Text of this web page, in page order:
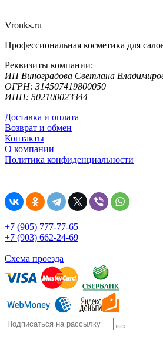
Vronks.ru
Профессиональная косметика для
Реквизиты компании:
ИП Виноградова Светлана
ОГРН: 314507419800050
ИНН: 502100023344
Доставка и оплата
Возврат и обмен
Контакты
О компании
Политика конфиденциальности
+7 (905) 777-77-65
+7 (903) 662-24-69
Схема проезда